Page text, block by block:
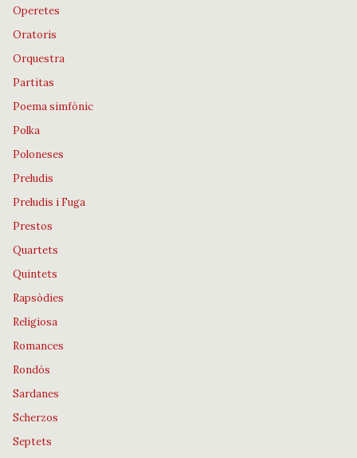
Operetes
Oratoris
Orquestra
Partitas
Poema simfònic
Polka
Poloneses
Preludis
Preludis i Fuga
Prestos
Quartets
Quintets
Rapsòdies
Religiosa
Romances
Rondós
Sardanes
Scherzos
Septets